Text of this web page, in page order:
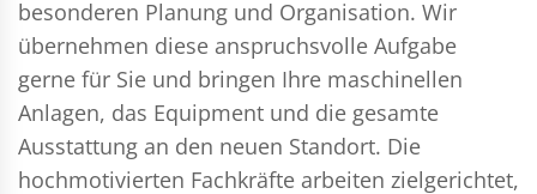
besonderen Planung und Organisation. Wir
übernehmen diese anspruchsvolle Aufgabe
gerne für Sie und bringen Ihre maschinellen
Anlagen, das Equipment und die gesamte
Ausstattung an den neuen Standort. Die
hochmotivierten Fachkräfte arbeiten zielgerichtet,